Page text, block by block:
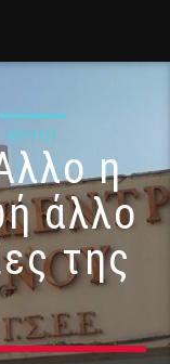
ΚΡΉΤΗ
η
άλλο
της